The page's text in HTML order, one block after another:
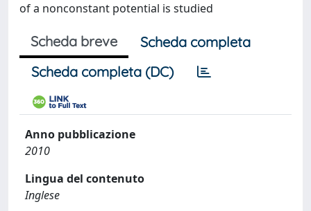
of a nonconstant potential is studied
Scheda breve
Scheda completa
Scheda completa (DC)
Anno pubblicazione
2010
Lingua del contenuto
Inglese